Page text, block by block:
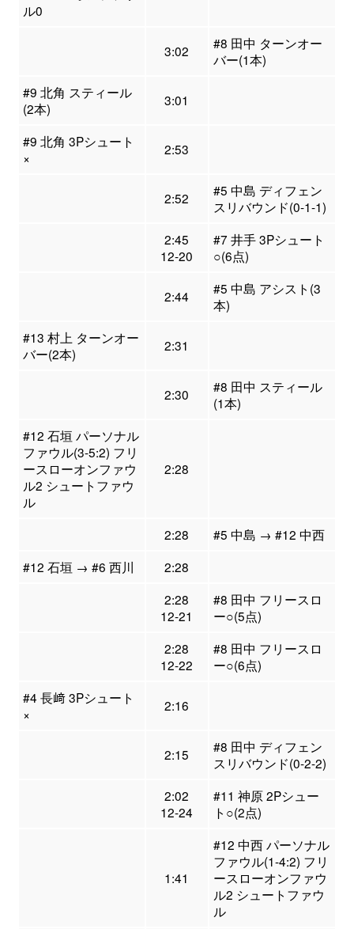
ル0
3:02
#8 田中 ターンオー
バー(1本)
#9 北角 スティール
(2本)
3:01
#9 北角 3Pシュート
×
2:53
2:52
#5 中島 ディフェン
スリバウンド(0-1-1)
2:45
12-20
#7 井手 3Pシュート
○(6点)
2:44
#5 中島 アシスト(3
本)
#13 村上 ターンオー
バー(2本)
2:31
2:30
#8 田中 スティール
(1本)
#12 石垣 パーソナル
ファウル(3-5:2) フリ
ースローオンファウ
ル2 シュートファウ
ル
2:28
2:28
#5 中島 → #12 中西
#12 石垣 → #6 西川
2:28
2:28
12-21
#8 田中 フリースロ
ー○(5点)
2:28
12-22
#8 田中 フリースロ
ー○(6点)
#4 長﨑 3Pシュート
×
2:16
2:15
#8 田中 ディフェン
スリバウンド(0-2-2)
2:02
12-24
#11 神原 2Pシュー
ト○(2点)
1:41
#12 中西 パーソナル
ファウル(1-4:2) フリ
ースローオンファウ
ル2 シュートファウ
ル